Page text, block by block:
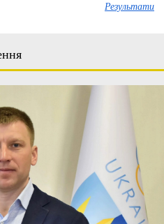
Результати